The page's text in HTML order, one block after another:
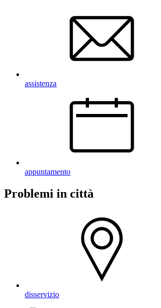
assistenza
appuntamento
Problemi in città
disservizio